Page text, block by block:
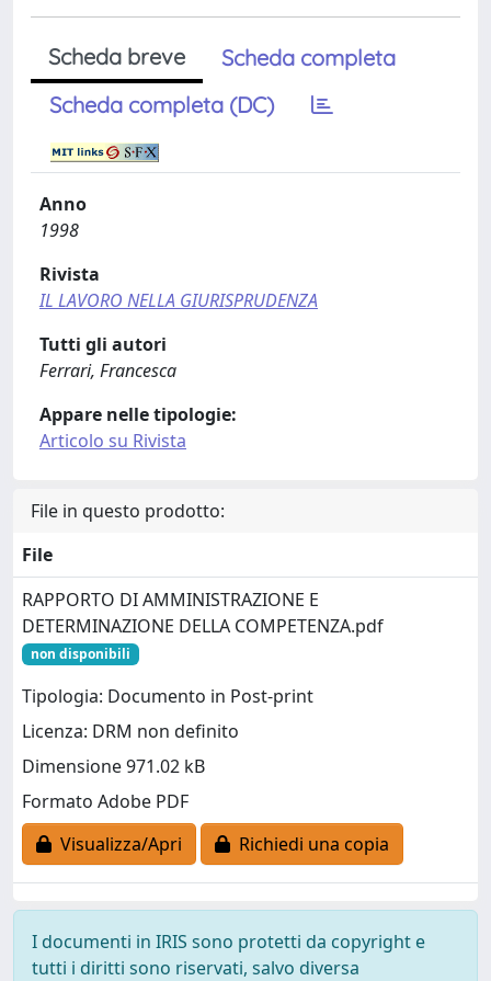
Scheda breve
Scheda completa
Scheda completa (DC)
Anno
1998
Rivista
IL LAVORO NELLA GIURISPRUDENZA
Tutti gli autori
Ferrari, Francesca
Appare nelle tipologie:
Articolo su Rivista
File in questo prodotto:
File
RAPPORTO DI AMMINISTRAZIONE E
DETERMINAZIONE DELLA COMPETENZA.pdf
non disponibili
Tipologia: Documento in Post-print
Licenza: DRM non definito
Dimensione 971.02 kB
Formato Adobe PDF
Visualizza/Apri
Richiedi una copia
I documenti in IRIS sono protetti da copyright e
tutti i diritti sono riservati, salvo diversa